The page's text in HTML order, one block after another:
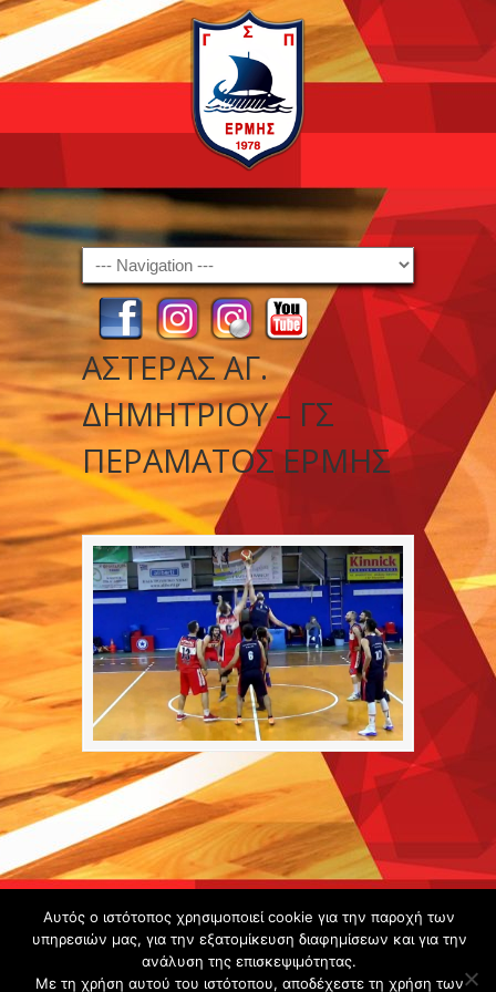
Navigation
ΑΣΤΕΡΑΣ ΑΓ.
ΔΗΜΗΤΡΙΟΥ – ΓΣ
ΠΕΡΑΜΑΤΟΣ ΕΡΜΗΣ
Copyright ©
2020 -
Gsperamatosermis.gr
Αυτός ο ιστότοπος χρησιμοποιεί cookie για την παροχή των
υπηρεσιών μας, για την εξατομίκευση διαφημίσεων και για την
ανάλυση της επισκεψιμότητας.
Με τη χρήση αυτού του ιστότοπου, αποδέχεστε τη χρήση των